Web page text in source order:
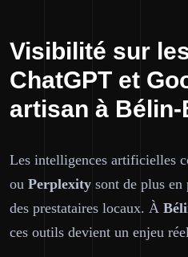
Visibilité sur
ChatGPT et
artisan à
Les intelligences artificielles
ou Perplexity sont de plus
des prestataires locaux. À
ces outils devient un enjeu